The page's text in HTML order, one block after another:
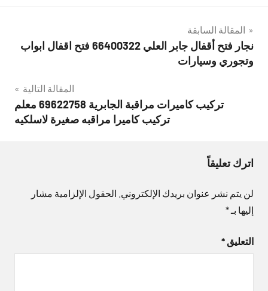
تصفّح
المقالات
المقالة السابقة
نجار فتح أقفال جابر العلي 66400322 فتح اقفال ابواب
وتجوري وسيارات
المقالة التالية
تركيب كاميرات مراقبة الجابرية 69622758 معلم
تركيب كاميرا مراقبه صغيرة لاسلكيه
اترك تعليقاً
لن يتم نشر عنوان بريدك الإلكتروني. الحقول الإلزامية مشار
إليها بـ*
التعليق *